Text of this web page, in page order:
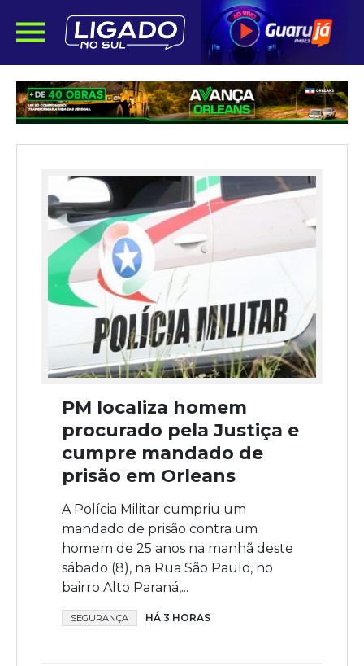
PM localiza homem
procurado pela Justiça e
cumpre mandado de
prisão em Orleans
A Polícia Militar cumpriu um
mandado de prisão contra um
homem de 25 anos na manhã deste
sábado (8), na Rua São Paulo, no
bairro Alto Paraná,...
SEGURANÇA HÁ 3 HORAS